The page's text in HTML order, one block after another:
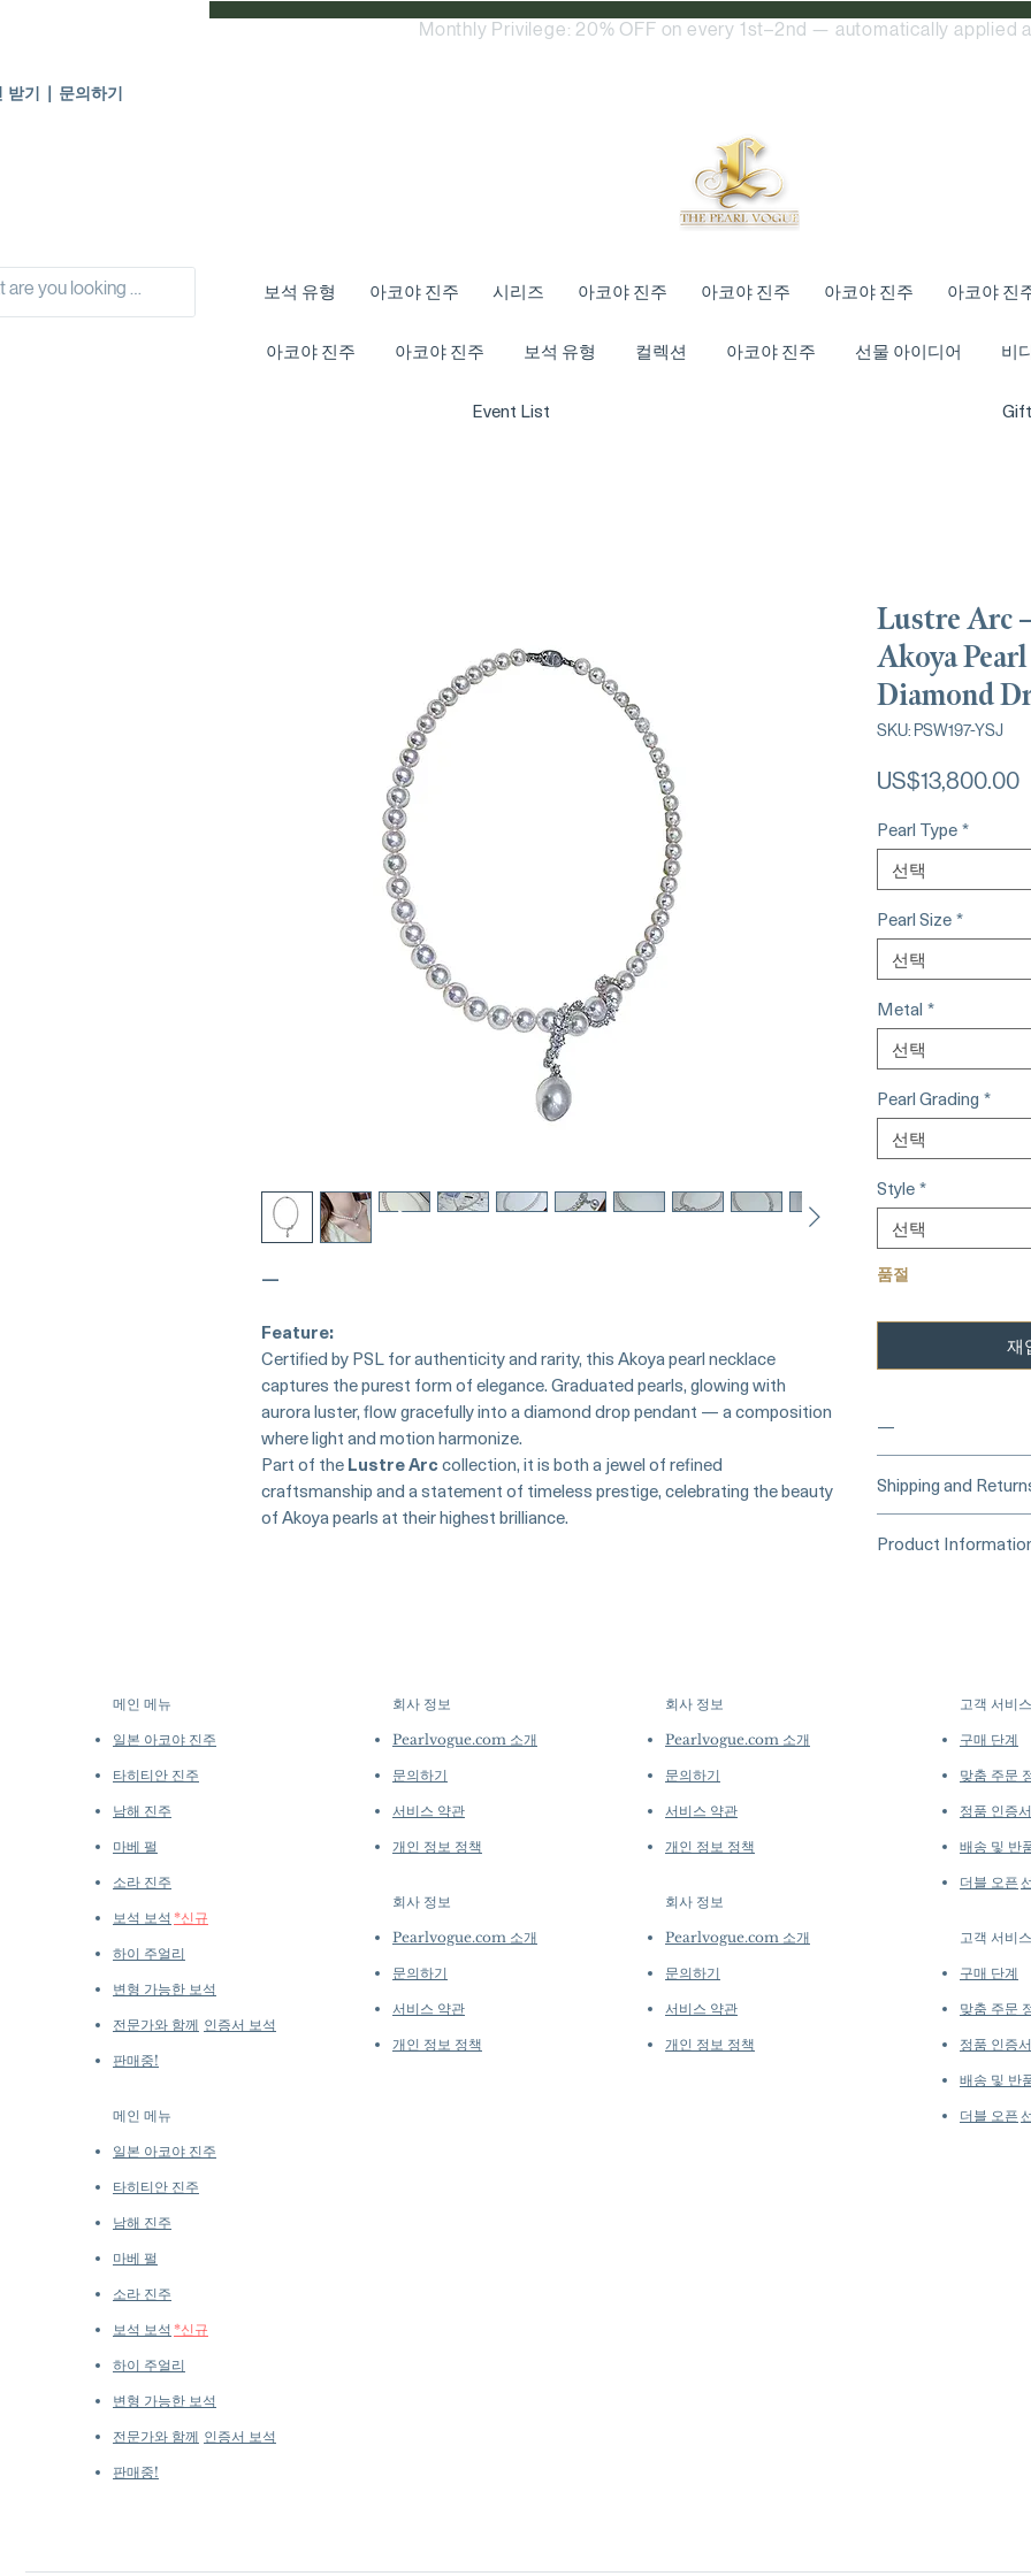
Monthly Privilege: 20% OFF on every 1st–2nd — automatically applied
받기 | 문의하기
보석 유형 아코야 진주 시리즈 아코야 진주 아코야 진주 아코야 진주 아코야 진
아코야 진주 아코야 진주 보석 유형 컬렉션 아코야 진주 선물 아이디어 비
Event List
—
Feature:
Certified by PSL for authenticity and rarity, this Akoya pearl necklace
captures the purest form of elegance. Graduated pearls, glowing with
aurora luster, flow gracefully into a diamond drop pendant — a composition
where light and motion harmonize.
Part of theLustre Arccollection, it is both a jewel of refined
craftsmanship and a statement of timeless prestige, celebrating the beauty
of Akoya pearls at their highest brilliance.
Lustre Arc
Akoya
Diamond
SKU: PSW197-YSJ
US$13,800.00가
Pearl Type*
선택
Pearl Size*
선택
Metal *
선택
Pearl Grading *
선택
Style*
선택
품절
재
—
____Buy
Shipping and
At Pearl Vogue,
purchase.more
Product
Shape: Round
Size: 8–11 mm
Nacre: Very Thick
Color: White
Luster: Aurora
Metal: 2.5 g of
Including: PSL
cm Necklace
메인 메뉴
일본 아코야 진주
타히티안 진주
남해 진주
마베 펄
소라 진주
보석 보석 *신규
하이 주얼리
변형 가능한 보석
전문가와 함께 인증서 보석
판매중!
메인 메뉴
일본 아코야 진주
타히티안 진주
남해 진주
마베 펄
소라 진주
보석 보석 *신규
하이 주얼리
변형 가능한 보석
전문가와 함께 인증서 보석
판매중!
회사 정보
Pearlvogue.com 소개
문의하기
서비스 약관
개인 정보 정책
회사 정보
Pearlvogue.com 소개
문의하기
서비스 약관
개인 정보 정책
회사 정보
Pearlvogue.com 소개
문의하기
서비스 약관
개인 정보 정책
회사 정보
Pearlvogue.com 소개
문의하기
서비스 약관
개인 정보 정책
고객 서비스
구매 단계
맞춤 주문
정품 인증서
배송 및 반
더블 오픈
고객 서비스
구매 단계
맞춤 주문
정품 인증서
배송 및 반
더블 오픈